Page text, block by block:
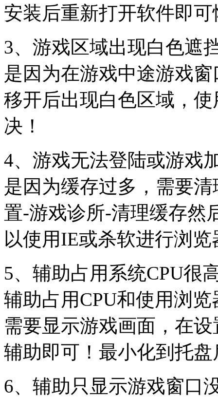
安装后重新打开软件即
3、游戏区域出现白色遮
是因为在游戏中途游戏
移开后出现白色区域，
决！
4、游戏无法登陆或游戏
是因为缓存过多，需要
置-游戏诊所-清理缓存然
以使用IE或杀软进行浏
5、辅助占用系统CPU很
辅助占用CPU和使用浏
需要显示游戏画面，在
辅助即可！最小化到托盘
6、辅助只显示游戏窗口